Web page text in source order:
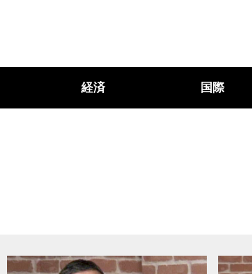
経済 国際